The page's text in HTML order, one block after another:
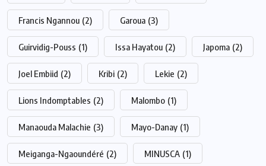
Francis Ngannou (2) Garoua (3)
Guirvidig-Pouss (1) Issa Hayatou (2) Japoma (2)
Joel Embiid (2) Kribi (2) Lekie (2)
Lions Indomptables (2) Malombo (1)
Manaouda Malachie (3) Mayo-Danay (1)
Meiganga-Ngaoundéré (2) MINUSCA (1)